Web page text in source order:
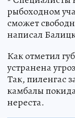
рыбоходном
сможет
написал
Как отметил
устранена
Так, пиленгас
камбалы
нереста.